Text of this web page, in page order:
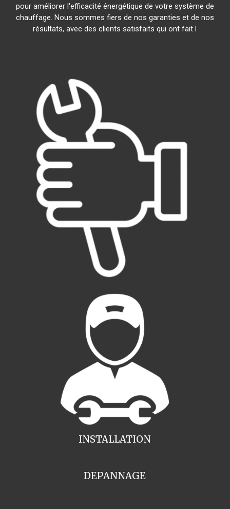
pour améliorer l'efficacité énergétique de votre système de
chauffage. Nous sommes fiers de nos garanties et de nos
résultats, avec des clients satisfaits qui ont fait l
INSTALLATION
DEPANNAGE